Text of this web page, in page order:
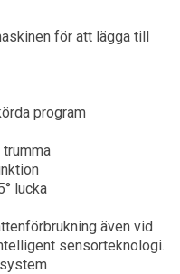
för att lägga till
program
lucka
även vid
sensorteknologi.